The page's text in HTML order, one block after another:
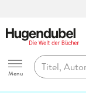
Hugendubel
Menu